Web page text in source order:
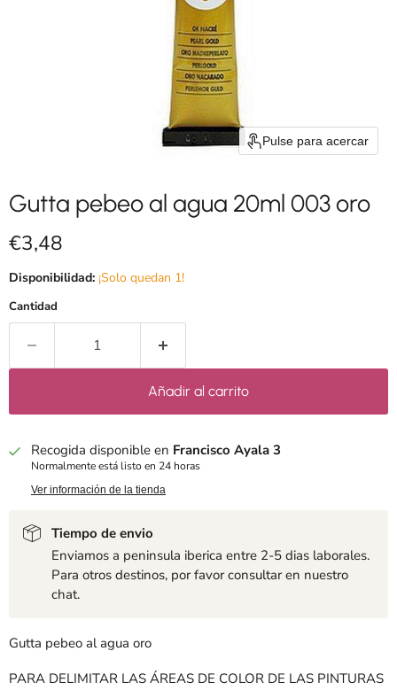
Pulse para acercar
Gutta pebeo al agua 20ml 003 oro
Precio actual
€3,48
Disponibilidad: ¡Solo quedan 1!
Cantidad
Añadir al carrito
Recogida disponible en Francisco Ayala 3
Normalmente está listo en 24 horas
Ver información de la tienda
Tiempo de envio
Enviamos a peninsula iberica entre 2-5 dias laborales.
Para otros destinos, por favor consultar en nuestro
chat.
Gutta pebeo al agua oro
PARA DELIMITAR LAS ÁREAS DE COLOR DE LAS PINTURAS